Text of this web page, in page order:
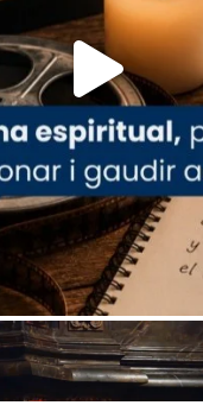
27 de juliol, ha
de gràcies en
de la
XIV a
a la Catedral
Barcelona, el
ha presidit la
bisbe auxiliar de
Share